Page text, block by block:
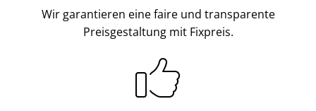
Wir garantieren eine faire und transparente
Preisgestaltung mit Fixpreis.